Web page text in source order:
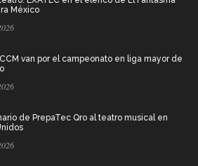
México
van por el campeonato en liga mayor de
de PrepaTec Qro al teatro musical en